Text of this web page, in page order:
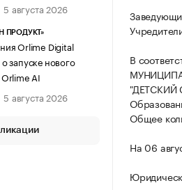
5 августа 2026
ПРОДУКТ»
Orlime Digital
запуске нового
AI
5 августа 2026
В
"ДЕТСКИЙ
Общее
На 06